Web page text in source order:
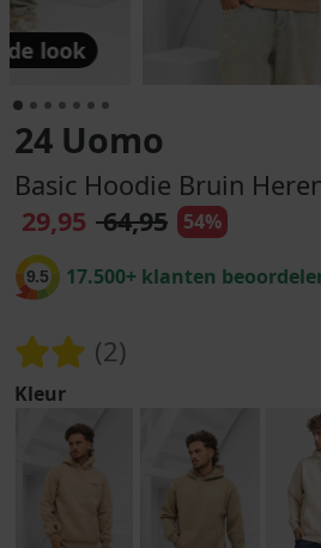
de look
24 Uomo
Basic Hoodie Bruin
29,95 64,95 54%
9.5 17.500+ klanten
(2)
Kleur